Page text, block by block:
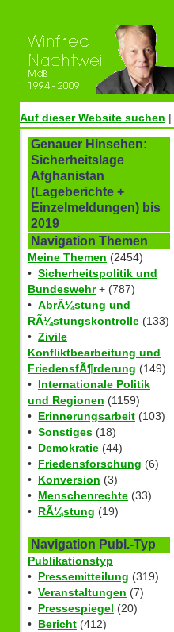
Auf dieser Website suchen |
Genauer Hinsehen:
Sicherheitslage
Afghanistan
(Lageberichte +
Einzelmeldungen) bis
2019
Navigation Themen
Meine Themen (2454)
• Sicherheitspolitik und
Bundeswehr+ (787)
• AbrÃ¼stung und
RÃ¼stungskontrolle (133)
• Zivile
Konfliktbearbeitung und
FriedensfÃ¶rderung (149)
• Internationale Politik
und Regionen (1159)
• Erinnerungsarbeit (103)
• Sonstiges (18)
• Demokratie (44)
• Friedensforschung (6)
• Konversion (3)
• Menschenrechte (33)
• RÃ¼stung (19)
Navigation Publ.-Typ
Publikationstyp
• Pressemitteilung (319)
• Veranstaltungen (7)
• Pressespiegel (20)
• Bericht (412)